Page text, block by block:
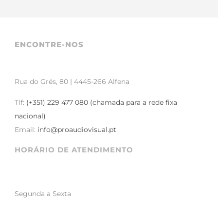
ENCONTRE-NOS
Rua do Grés, 80 | 4445-266 Alfena
Tlf: (+351) 229 477 080 (chamada para a rede fixa
nacional)
Email: info@proaudiovisual.pt
HORÁRIO DE ATENDIMENTO
Segunda a Sexta